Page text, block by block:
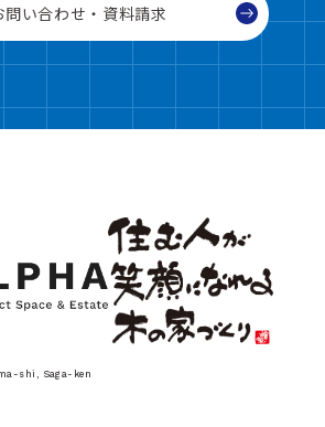
問い合わせ・資料請求
shi, Saga-ken